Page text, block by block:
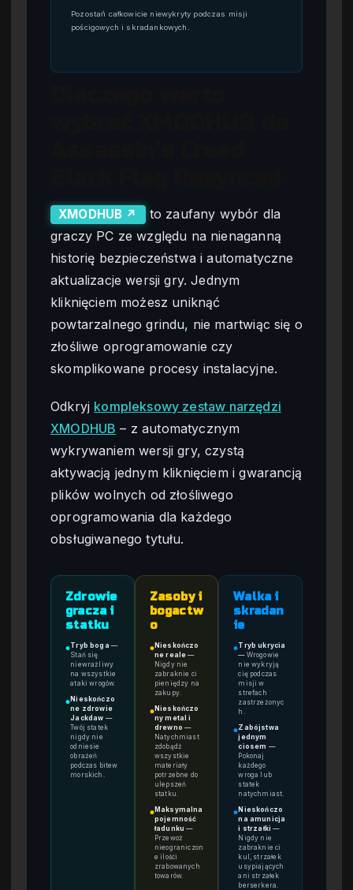
Pozostań całkowicie niewykryty podczas misji
pościgowych i skradankowych.
XMODHUB ↗
to zaufany wybór dla
graczy PC ze względu na nienaganną
historię bezpieczeństwa i automatyczne
aktualizacje wersji gry. Jednym
kliknięciem możesz uniknąć
powtarzalnego grindu, nie martwiąc się o
złośliwe oprogramowanie czy
skomplikowane procesy instalacyjne.
Odkryj kompleksowy zestaw narzędzi
XMODHUB – z automatycznym
wykrywaniem wersji gry, czystą
aktywacją jednym kliknięciem i gwarancją
plików wolnych od złośliwego
oprogramowania dla każdego
obsługiwanego tytułu.
Zdrowie
gracza i
statku
●Tryb boga —
Stań się
niewrażliwy
na wszystkie
ataki wrogów.
● Nieskończo
ne zdrowie
Jackdaw —
Twój statek
nigdy nie
odniesie
obrażeń
podczas bitew
morskich.
Zasoby i
bogactw
o
● Nieskończo
ne reale —
Nigdy nie
zabraknie ci
pieniędzy na
zakupy.
● Nieskończo
ny metal i
drewno —
Natychmiast
zdobądź
wszystkie
materiały
potrzebne do
ulepszeń
statku.
● Maksymalna
pojemność
ładunku —
Przewoź
nieograniczon
e ilości
zrabowanych
towarów.
Walka i
skradan
ie
●Tryb ukrycia
— Wrogowie
nie wykryją
cię podczas
misji w
strefach
zastrzeżonyc
h.
●Zabójstwa
jednym
ciosem —
Pokonaj
każdego
wroga lub
statek
natychmiast.
●Nieskończo
na amunicja
i strzałki —
Nigdy nie
zabraknie ci
kul, strzałek
usypiających
ani strzałek
berserkera.